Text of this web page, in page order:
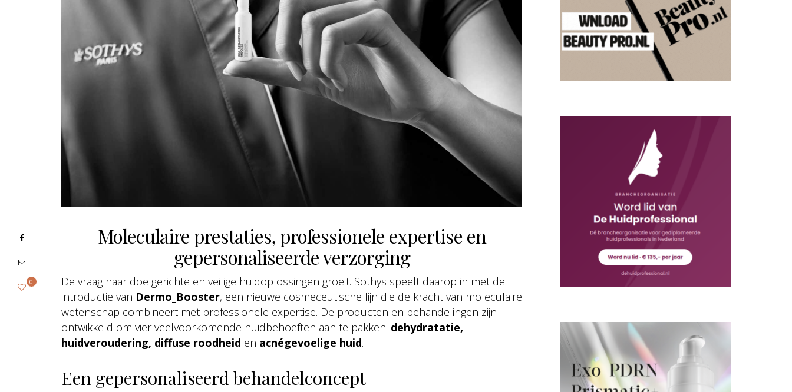
Moleculaire prestaties, professionele expertise en
gepersonaliseerde verzorging
De vraag naar doelgerichte en veilige huidoplossingen groeit. Sothys speelt daarop in met de
introductie van Dermo_Booster, een nieuwe cosmeceutische lijn die de kracht van moleculaire
wetenschap combineert met professionele expertise. De producten en behandelingen zijn
ontwikkeld om vier veelvoorkomende huidbehoeften aan te pakken: dehydratatie,
huidveroudering, diffuse roodheid en acnégevoelige huid.
Een gepersonaliseerd behandelconcept
0